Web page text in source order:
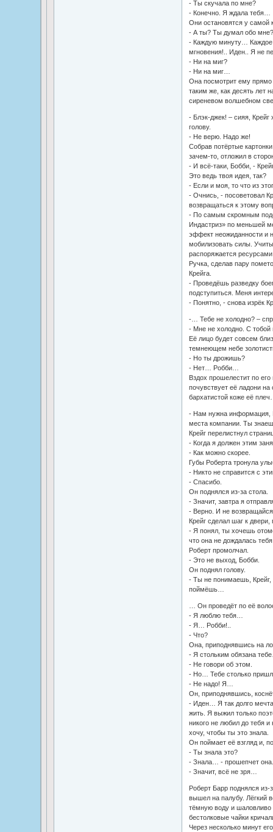
- Ты скучала по мне?
- Конечно. Я ждала тебя…
Они остановятся у самой
- А ты? Ты думал обо мне?
- Каждую минуту…
мгновения!.. Иден.. Я не
- Ни на миг?
- Ни на миг…
Она посмотрит ему прямо
таким же, как десять лет
сиреневом волшебном
- Блэк-джек! – сияя, Крейг
голову.
- Не верю. Надо же!
Собрав потёртые
зачем-то, отложил в
- И всё-таки, Бобби, -
Это ведь твоя идея, так?
- Если и моя, то что из
- Очнись, - посоветовал
возвращаться к этому
- По самым скромным
Индастриз» по меньшей
эффект неожиданности и
мобилизовать силы.
распоряжается
Ручка, сделав пару
Крейга.
- Проведёшь разведку
подступиться. Меня
- Понятно, - снова изрёк
-… Тебе не холодно? –
- Мне не холодно. С тобой
Её лицо будет совсем
темнеющем небе
- Но ты дрожишь?
- Нет… Робби…
Вздох прошелестит по
почувствует её ладони
бархатистой коже её
- Нам нужна информация,
места компании. Ты
Крейг перелистнул
- Когда я должен этим
- Как можно скорее.
Губы Роберта тронула
- Никто не справится с
- Спасибо.
Он поднялся из-за стола.
- Значит, завтра я
- Верно. И не
Крейг сделал шаг к
- Я понял, ты хочешь
что она не дождалась
Роберт промолчал.
- Это не выход, Бобби.
Он поднял голову.
- Ты не понимаешь, Крейг,
поймёшь…
… Он проведёт по её
- Я люблю тебя…
- Я… Робби!..
- Что?
Она, приподнявшись на
- Я стольким обязана
- Не говори об этом.
- Но… Тебе столько
- Не надо! Я…
Он, приподнявшись,
- Иден… Я так долго
жить. Я выжил только
никого не любил до тебя
хочу, чтобы ты это знала.
Он поймает её взгляд и,
- Ты знала это?
- Знала… - прошепчет она.
- Значит, всё не зря…
Роберт Барр поднялся из-
вышел на палубу. Лёгкий
тёмную воду и шаловливо
бестолковые чайки
Через несколько минут